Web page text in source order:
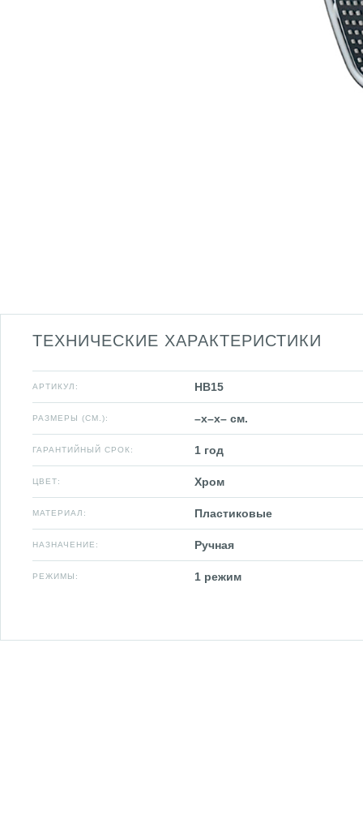
ТЕХНИЧЕСКИЕ ХАРАКТЕРИСТИКИ
АРТИКУЛ: HB15
РАЗМЕРЫ (СМ.): –x–x– см.
ГАРАНТИЙНЫЙ СРОК: 1 год
ЦВЕТ: Хром
МАТЕРИАЛ: Пластиковые
НАЗНАЧЕНИЕ: Ручная
РЕЖИМЫ: 1 режим